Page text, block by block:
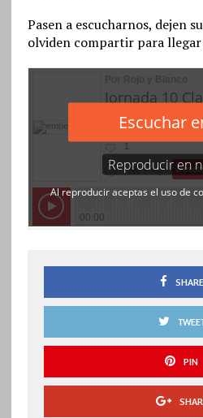
Pasen a escucharnos, dejen
olviden compartir para llegar
SHARE
PIN